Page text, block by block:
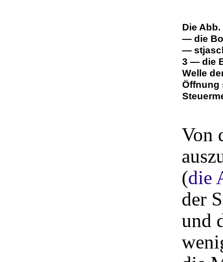
Die
— die
—
3 — die
Welle
Öffnung
Von
(die
der
und